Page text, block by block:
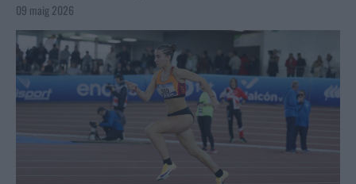
09 maig 2026